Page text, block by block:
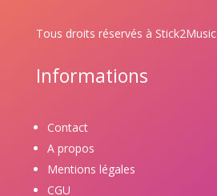
Tous droits réservés à Stick2Music
Informations
Contact
A propos
Mentions légales
CGU